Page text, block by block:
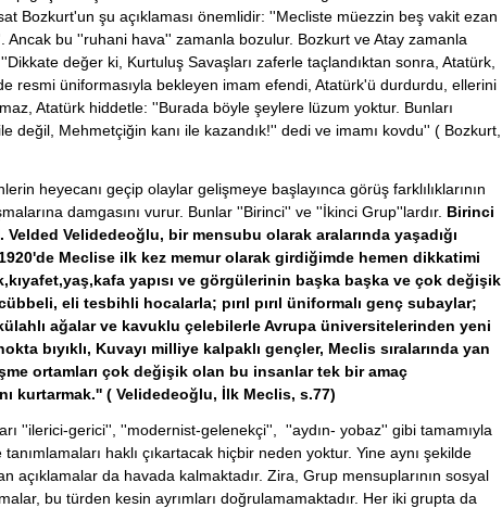
Bozkurt'un şu açıklaması önemlidir: ''Mecliste müezzin beş vakit ezan
Ancak bu ''ruhani hava'' zamanla bozulur. Bozkurt ve Atay zamanla
değer ki, Kurtuluş Savaşları zaferle taçlandıktan sonra, Atatürk,
resmi üniformasıyla bekleyen imam efendi, Atatürk'ü durdurdu, ellerini
Atatürk hiddetle: ''Burada böyle şeylere lüzum yoktur. Bunları
değil, Mehmetçiğin kanı ile kazandık!'' dedi ve imamı kovdu'' ( Bozkurt,
heyecanı geçip olaylar gelişmeye başlayınca görüş farklılıklarının
damgasını vurur. Bunlar ''Birinci'' ve ''İkinci Grup''lardır. Birinci
Velidedeoğlu, bir mensubu olarak aralarında yaşadığı
Meclise ilk kez memur olarak girdiğimde hemen dikkatimi
yapısı ve görgülerinin başka başka ve çok değişik
eli tesbihli hocalarla; pırıl pırıl üniformalı genç subaylar;
ağalar ve kavuklu çelebilerle Avrupa üniversitelerinden yeni
bıyıklı, Kuvayı milliye kalpaklı gençler, Meclis sıralarında yan
ortamları çok değişik olan bu insanlar tek bir amaç
kurtarmak.'' ( Velidedeoğlu, İlk Meclis, s.77)
''ilerici-gerici'', ''modernist-gelenekçi'', ''aydın- yobaz'' gibi tamamıyla
tanımlamaları haklı çıkartacak hiçbir neden yoktur. Yine aynı şekilde
açıklamalar da havada kalmaktadır. Zira, Grup mensuplarının sosyal
bu türden kesin ayrımları doğrulamamaktadır. Her iki grupta da